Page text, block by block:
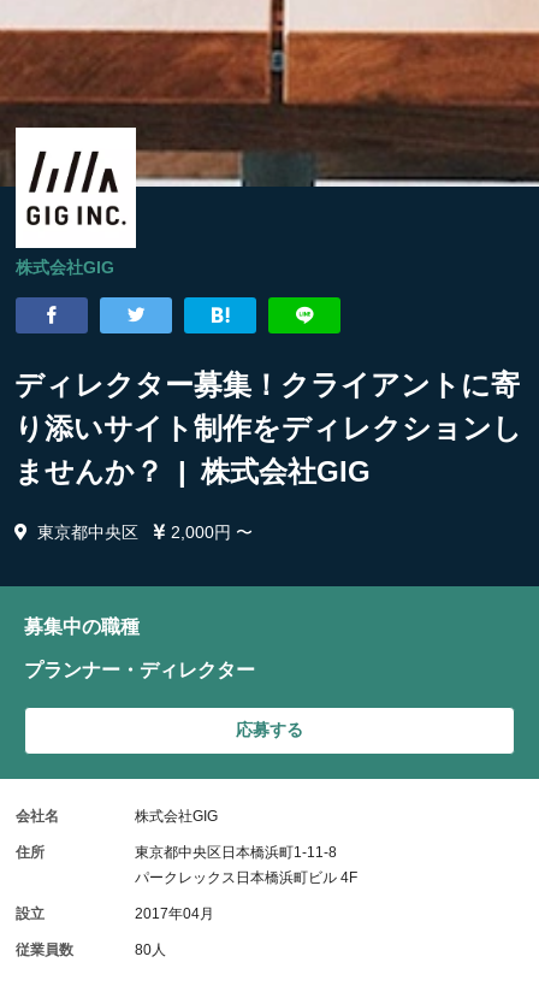
株式会社GIG
ディレクター募集！クライアントに寄
り添いサイト制作をディレクションし
ませんか？ | 株式会社GIG
東京都中央区 2,000円 〜
募集中の職種
プランナー・ディレクター
応募する
会社名 株式会社GIG
住所
東京都中央区日本橋浜町1-11-8
パークレックス日本橋浜町ビル 4F
設立 2017年04月
従業員数 80人